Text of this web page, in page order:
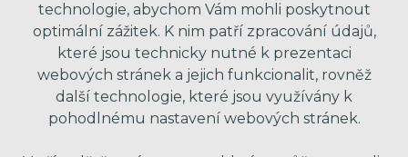
technologie, abychom Vám mohli poskytnout
optimální zážitek. K nim patří zpracování údajů,
které jsou technicky nutné k prezentaci
webových stránek a jejich funkcionalit, rovněž
další technologie, které jsou využívány k
pohodlnému nastavení webových stránek.